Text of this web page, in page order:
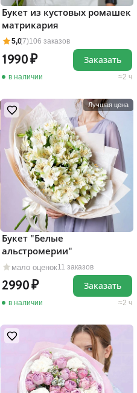
5,0(7)106 заказов
Букет из кустовых ромашек
матрикария
1990
в наличии 2 ч
Заказать
Лучшая цена
мало оценок11 заказов
Букет "Белые
альстромерии"
2990
в наличии 2 ч
Заказать